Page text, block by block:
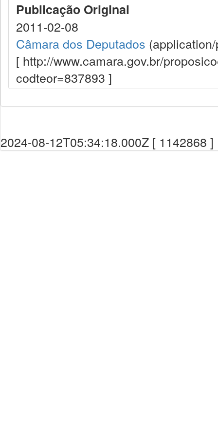
Publicação Original
2011-02-08
Câmara dos Deputados
[ http://www.camara.gov.br/
codteor=837893 ]
2024-08-12T05:34:18.000Z [ 1142868 ]